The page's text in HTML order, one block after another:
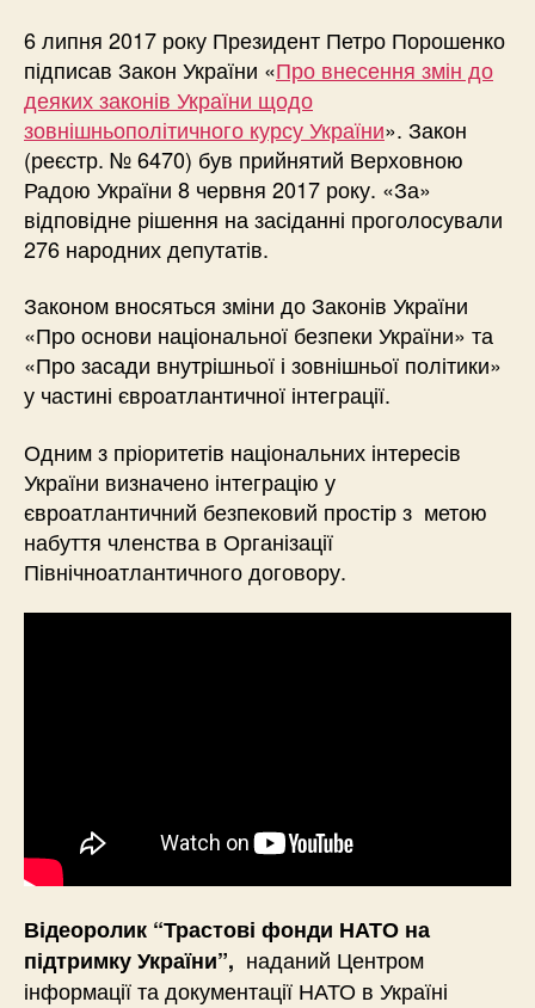
6 липня 2017 року Президент Петро Порошенко
підписав Закон України «Про внесення змін до
деяких законів України щодо
зовнішньополітичного курсу України». Закон
(реєстр. № 6470) був прийнятий Верховною
Радою України 8 червня 2017 року. «За»
відповідне рішення на засіданні проголосували
276 народних депутатів.
Законом вносяться зміни до Законів України
«Про основи національної безпеки України» та
«Про засади внутрішньої і зовнішньої політики»
у частині євроатлантичної інтеграції.
Одним з пріоритетів національних інтересів
України визначено інтеграцію у
євроатлантичний безпековий простір з метою
набуття членства в Організації
Північноатлантичного договору.
Відеоролик “Трастові фонди НАТО на
підтримку України”, наданий Центром
інформації та документації НАТО в Україні